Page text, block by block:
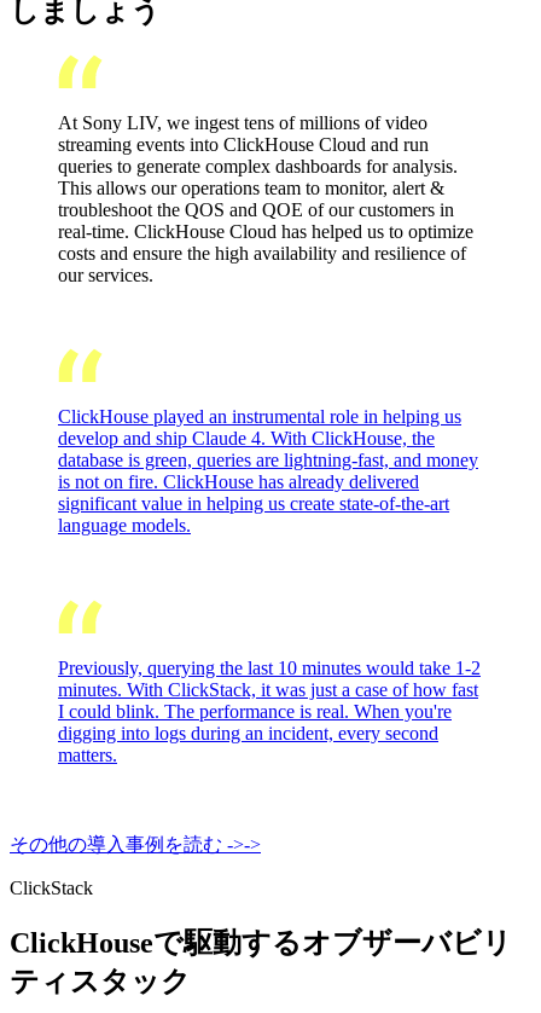
しましょう
At Sony LIV, we ingest tens of millions of video
streaming events into ClickHouse Cloud and run
queries to generate complex dashboards for analysis.
This allows our operations team to monitor, alert &
troubleshoot the QOS and QOE of our customers in
real-time. ClickHouse Cloud has helped us to optimize
costs and ensure the high availability and resilience of
our services.
ClickHouse played an instrumental role in helping us
develop and ship Claude 4. With ClickHouse, the
database is green, queries are lightning-fast, and money
is not on fire. ClickHouse has already delivered
significant value in helping us create state-of-the-art
language models.
Previously, querying the last 10 minutes would take 1-2
minutes. With ClickStack, it was just a case of how fast
I could blink. The performance is real. When you're
digging into logs during an incident, every second
matters.
その他の導入事例を読む ->->
ClickStack
ClickHouseで駆動するオブザーバビリ
ティスタック